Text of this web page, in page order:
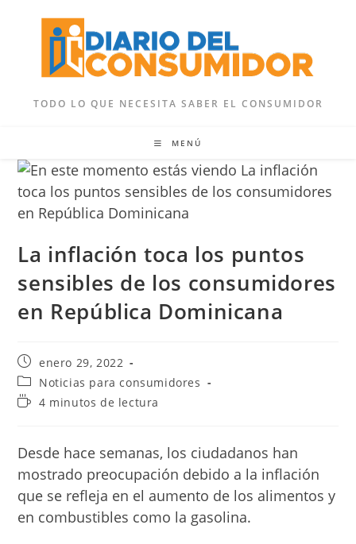
contenido
TODO LO QUE NECESITA SABER EL CONSUMIDOR
MENÚ
La inflación toca los puntos
sensibles de los consumidores
en República Dominicana
Publicación
de
la
entrada:
enero 29, 2022
Categoría
de
la
Noticias para consumidores
Tiempo4 minutos de lectura
Desde hace semanas, los ciudadanos han
mostrado preocupación debido a la inflación
que se refleja en el aumento de los alimen­tos y
en combustibles co­mo la gasolina.